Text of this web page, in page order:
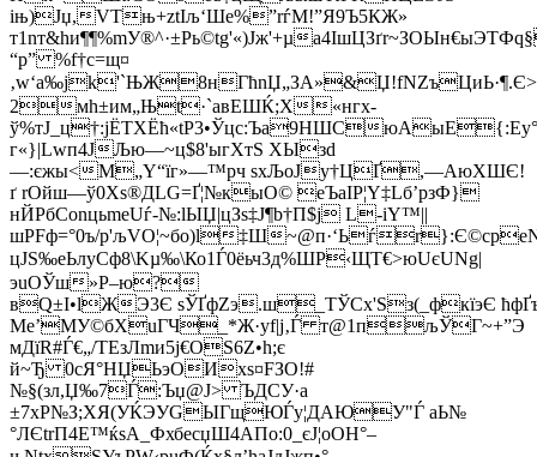
iњ)Јџ,VТњ+ztIљ‘Ше%”rѓM!”Я9Ъ5КЖ»
т1nт&hи¶¶%mУ®^·±Рь©tg'«)Jж'+µ
“p” %f†c=щ¤
2мh±им„Њt·`авEШЌ;Х«нгx-
ў%тЈ_ц†:јЁTХЁћ«tP3•Ўцc:Ъа9НШC
г«}|Lwп4ЈЉю­—~ц$8'ыгXтS XЫзd
—:єжы<М„Y“їг»—™pч ѕхЉoЈy†ЦҐ,—АюХШЄ!
ґ rОйш—ў0Xs®ДLG=Ґ¦№кыО© еЪаIР¦Y‡Lб’рзФ}
нЙPбСonцьmeUѓ-№:lЫЏ|цЗѕ‡Ј¶b†П$ј L-iY™||
шPFф=°0ъ/p'љVO¦~бо)l‡Ш
цЈS‰eЬлуCф8\Kµ‰\Ко1Ѓ0ёьч3д%ШР‹ЩT€>юUєUNg|
эuОЎш»Р–ю?
вQ±I•lЖЭ3Є sЎҐфZэ.ш_ТЎСх'Sз(_фкїэЄ
Мe’МУ©бХuГЧ_*Ж·yf|ј‚Ѓ т@1пљЎГ~+”Э
мДїR#Ѓ€„/ТEзЛmи5ј€ОS6Z•h;є
й~Ђ 0сЯ°НЏЬэOИхѕ¤FЗО!#
№§(зл,Џ‰7Ѓ:Ъџ@Ј> ЪДСУ·а
±7хР№З;ХЯ(УЌЭУGЫГщЮЃy¦ДAЮУ"Ѓ aЬ№
°ЛЄtrП4Е™ќѕА_ФхбесџШ4AПo:0_єЈ¦оОH°–